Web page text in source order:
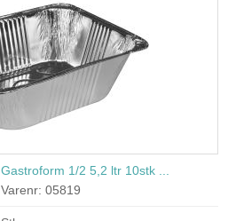
Gastroform 1/2 5,2 ltr 10stk ...
Varenr: 05819